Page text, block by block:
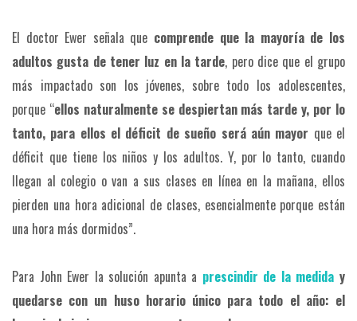
El doctor Ewer señala que comprende que la mayoría de los
adultos gusta de tener luz en la tarde, pero dice que el grupo
más impactado son los jóvenes, sobre todo los adolescentes,
porque “ellos naturalmente se despiertan más tarde y, por lo
tanto, para ellos el déficit de sueño será aún mayor que el
déficit que tiene los niños y los adultos. Y, por lo tanto, cuando
llegan al colegio o van a sus clases en línea en la mañana, ellos
pierden una hora adicional de clases, esencialmente porque están
una hora más dormidos”.
Para John Ewer la solución apunta a prescindir de la medida y
quedarse con un huso horario único para todo el año: el